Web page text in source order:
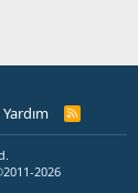
Yardım
R
2026